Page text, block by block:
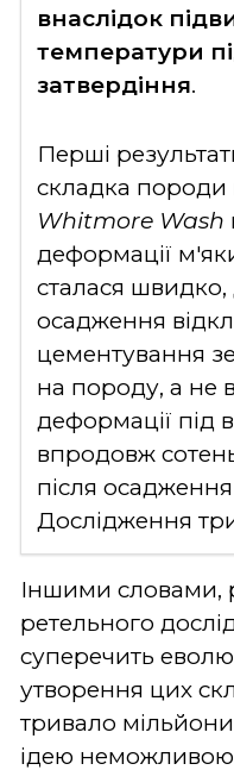
внаслідок
температури
затвердіння.
Перші
складка породи
Whitmore Wash
деформації
сталася швидко,
осадження
цементування
на породу, а не
деформації під
впродовж
після
Дослідження
Іншими словами,
ретельного
суперечить
утворення цих
тривало
ідею